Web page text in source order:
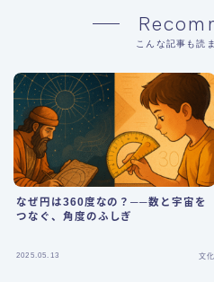
こんな記事も読
なぜ円は360度なの？──数と宇宙を
つなぐ、角度のふしぎ
2025.05.13 文化